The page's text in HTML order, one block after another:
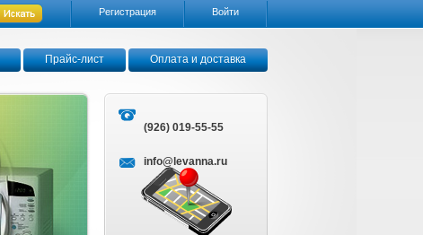
Регистрация Войти
Прайс-лист Оплата и доставка
(926) 019-55-55
info@levanna.ru